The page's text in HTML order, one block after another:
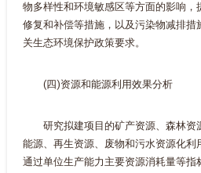
物多样性和环境敏感区等方面的影响
修复和补偿等措施，以及污染物减排
关生态环境保护政策要求。
(四)资源和能源利用效果分析
研究拟建项目的矿产资源、森林资
能源、再生资源、废物和污水资源化利
通过单位生产能力主要资源消耗量等